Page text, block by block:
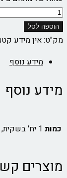
הוספה לסל
מק"ט:אין מידע
מידע נוסף
מידע נוסף
כמות 1 יח' בשקית, 250 שקיות במארז
מוצרים